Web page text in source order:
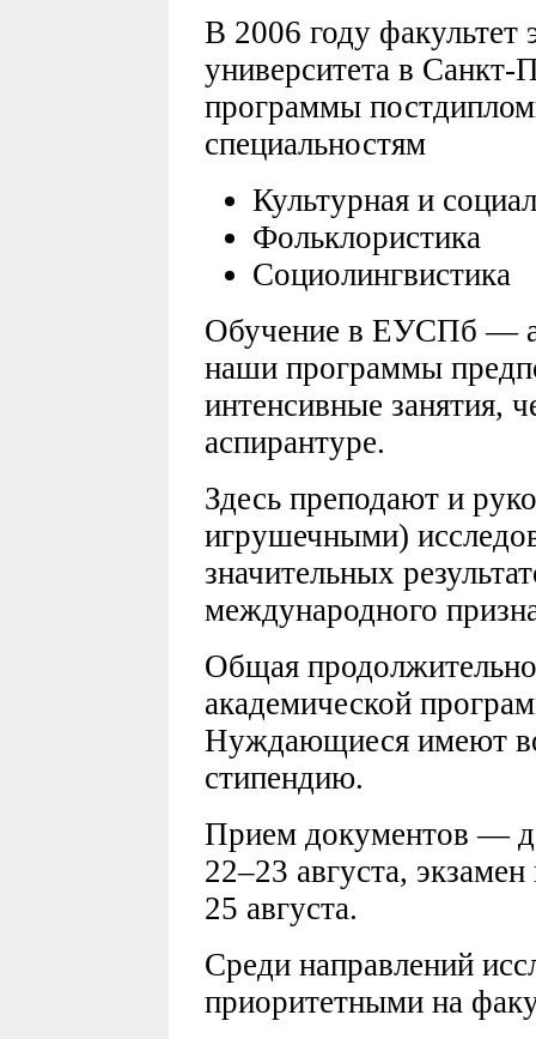
В 2006 году факультет
университета в Санкт-
программы
специальностям
Культурная и
Фольклористика
Социолингвистика
Обучение в ЕУСПб —
наши программы
интенсивные занятия,
аспирантуре.
Здесь преподают и
игрушечными)
значительных
международного
Общая
академической
Нуждающиеся имеют
стипендию.
Прием документов —
22–23 августа,
25 августа.
Среди направлений
приоритетными на